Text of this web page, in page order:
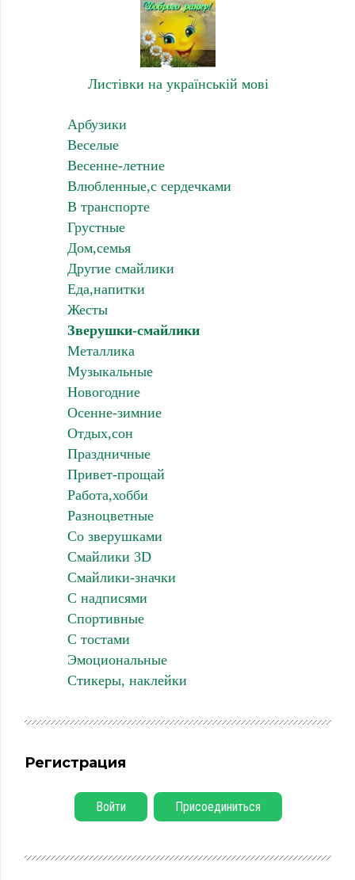
Листівки на українській мові
Арбузики
Веселые
Весенне-летние
Влюбленные,с сердечками
В транспорте
Грустные
Дом,семья
Другие смайлики
Еда,напитки
Жесты
Зверушки-смайлики
Металлика
Музыкальные
Новогодние
Осенне-зимние
Отдых,сон
Праздничные
Привет-прощай
Работа,хобби
Разноцветные
Со зверушками
Смайлики 3D
Смайлики-значки
С надписями
Спортивные
С тостами
Эмоциональные
Стикеры, наклейки
Регистрация
Войти Присоединиться